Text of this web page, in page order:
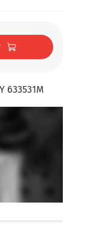
633531M